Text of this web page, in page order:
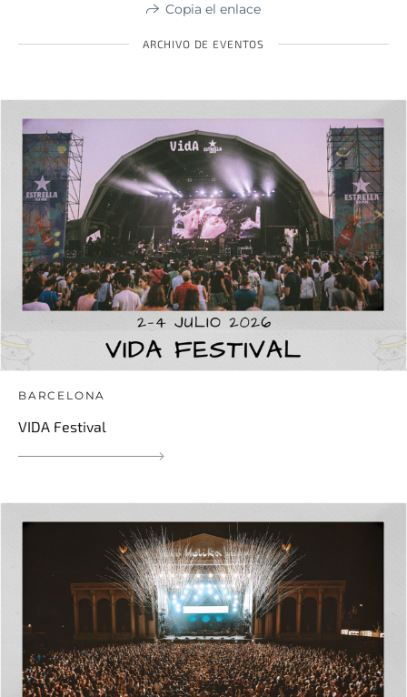
Copia el enlace
ARCHIVO DE EVENTOS
BARCELONA
VIDA Festival